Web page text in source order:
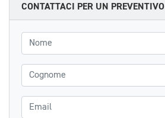
CONTATTACI PER UN PREVENTIVO
Nome
Cognome
Email